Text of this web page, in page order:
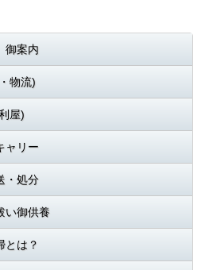
御案内
物流)
屋)
ャリー
・処分
い御供養
とは？